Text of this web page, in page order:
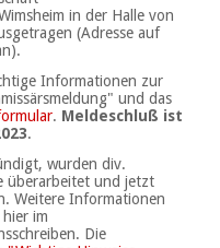
in der Halle von
(Adresse auf
Informationen zur
und das
. Meldeschluß ist
.
wurden div.
überarbeitet und jetzt
Weitere Informationen
im
Die